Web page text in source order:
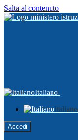
Salta al contenuto
Italiano
Italiano
Accedi